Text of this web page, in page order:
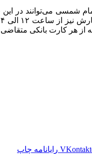
حقیقی با تابعیت ایرانی
هر کارت بانکی متقاضی
رایانامه چاپ